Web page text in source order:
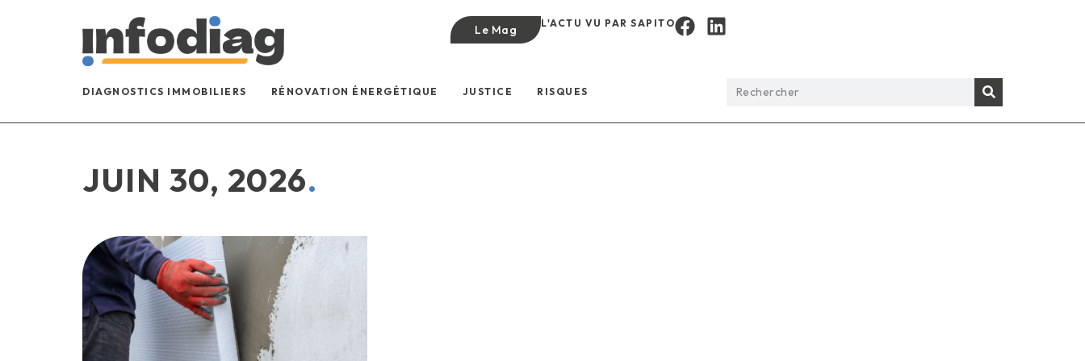
Le Mag L'ACTU VU PAR SAPITO
DIAGNOSTICS IMMOBILIERS RÉNOVATION ÉNERGÉTIQUE JUSTICE RISQUES
JUIN 30, 2026.